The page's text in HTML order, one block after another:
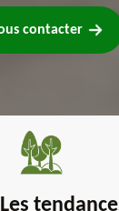
contacter